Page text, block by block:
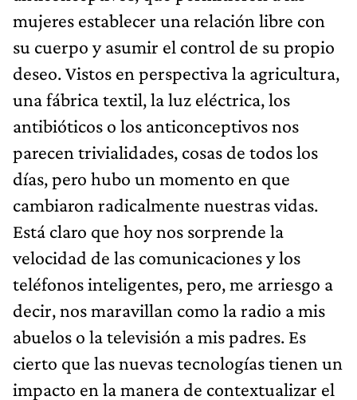
mujeres establecer una relación libre con
su cuerpo y asumir el control de su propio
deseo. Vistos en perspectiva la agricultura,
una fábrica textil, la luz eléctrica, los
antibióticos o los anticonceptivos nos
parecen trivialidades, cosas de todos los
días, pero hubo un momento en que
cambiaron radicalmente nuestras vidas.
Está claro que hoy nos sorprende la
velocidad de las comunicaciones y los
teléfonos inteligentes, pero, me arriesgo a
decir, nos maravillan como la radio a mis
abuelos o la televisión a mis padres. Es
cierto que las nuevas tecnologías tienen un
impacto en la manera de contextualizar el